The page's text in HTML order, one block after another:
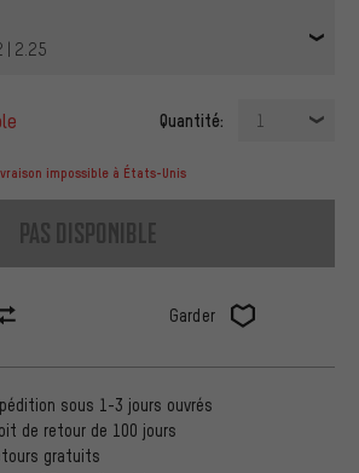
| 2.25
Quantité: 1
impossible à États-Unis
pas disponible
Garder
sous 1-3 jours ouvrés
de retour de 100 jours
gratuits